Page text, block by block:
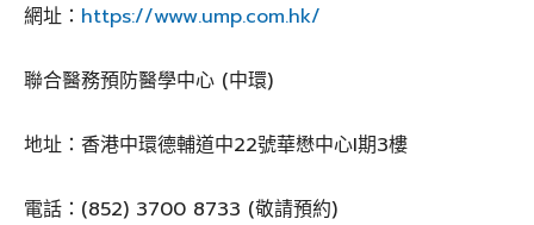
網址： https://www.ump.com.hk/
聯合醫務預防醫學中心 (中環)
地址：香港中環德輔道中22號華懋中心I期3樓
電話：(852) 3700 8733 (敬請預約)